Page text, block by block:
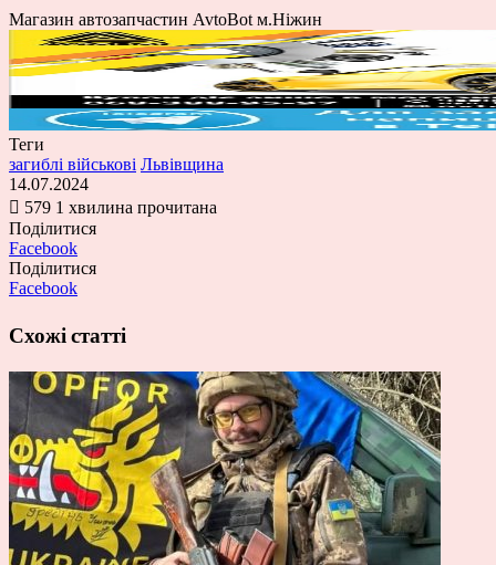
Магазин автозапчастин AvtoBot м.Ніжин
Теги
загиблі військові Львівщина
14.07.2024
579 1 хвилина прочитана
Поділитися
Facebook
Поділитися
Facebook
Схожі статті